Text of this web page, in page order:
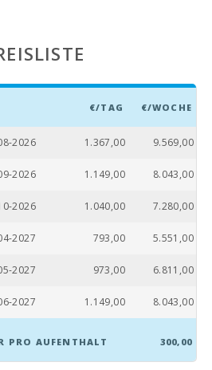
€/TAG €/WOCHE
2026 1.367,00 9.569,00
2026 1.149,00 8.043,00
2026 1.040,00 7.280,00
2027 793,00 5.551,00
2027 973,00 6.811,00
2027 1.149,00 8.043,00
PRO AUFENTHALT 300,00